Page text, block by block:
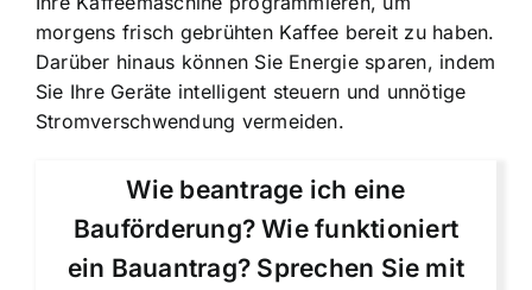
morgens frisch gebrühten Kaffee bereit zu haben.
Darüber hinaus können Sie Energie sparen, indem
Sie Ihre Geräte intelligent steuern und unnötige
Stromverschwendung vermeiden.
Wie beantrage ich eine
Bauförderung? Wie funktioniert
ein Bauantrag? Sprechen Sie mit